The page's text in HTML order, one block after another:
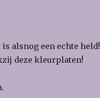
alsnog een echte held!
deze kleurplaten!